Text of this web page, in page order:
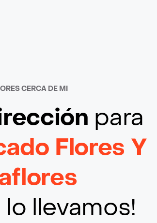
CERCA DE MI
para
Flores Y
llevamos!